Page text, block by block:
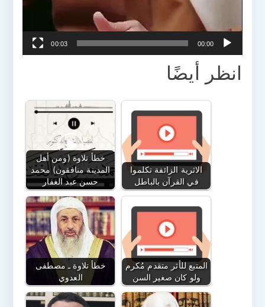
00:00
00:03
انظر أيضًا
خطأ تلاوة (ومن أهل
المدينة منافقون) محمد
حسن عبد الغفار
الاثرية الزائفة تكلموا
في القرآن بالباطل
خطأ تلاوة ـ مصطفى
العدوي
المتبع للأثر متقدم مُكرم
ولو كان صغير السن